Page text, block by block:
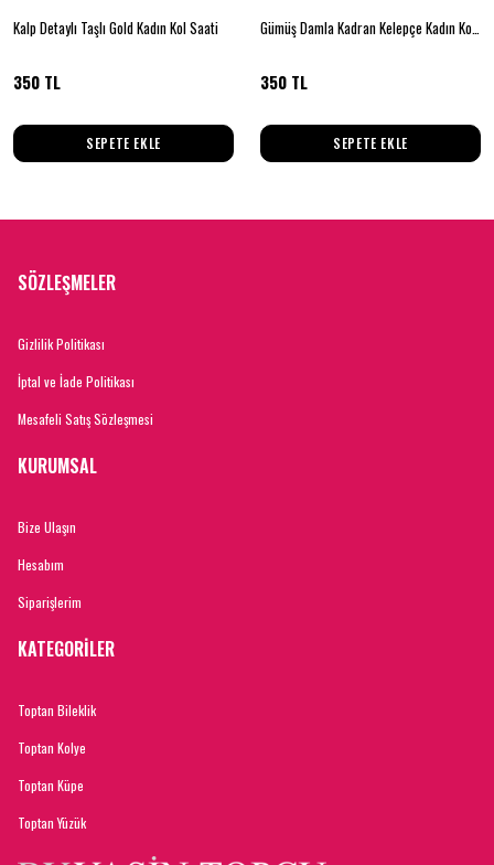
Kalp Detaylı Taşlı Gold Kadın Kol Saati
350 TL
SEPETE EKLE
Gümüş Damla Kadran Kelepçe Kadın Kol Saati
350 TL
SEPETE EKLE
SÖZLEŞMELER
Gizlilik Politikası
İptal ve İade Politikası
Mesafeli Satış Sözleşmesi
KURUMSAL
Bize Ulaşın
Hesabım
Siparişlerim
KATEGORİLER
Toptan Bileklik
Toptan Kolye
Toptan Küpe
Toptan Yüzük